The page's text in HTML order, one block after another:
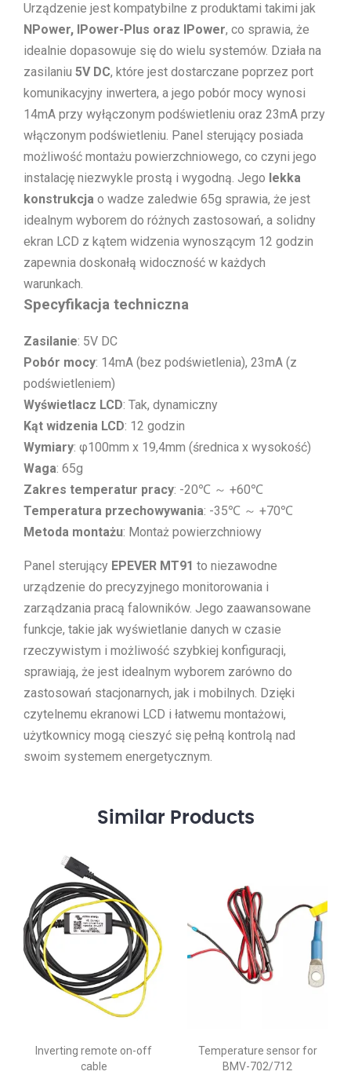
Urządzenie jest kompatybilne z produktami takimi jak
NPower, IPower-Plus oraz IPower, co sprawia, że
idealnie dopasowuje się do wielu systemów. Działa na
zasilaniu 5V DC, które jest dostarczane poprzez port
komunikacyjny inwertera, a jego pobór mocy wynosi
14mA przy wyłączonym podświetleniu oraz 23mA przy
włączonym podświetleniu. Panel sterujący posiada
możliwość montażu powierzchniowego, co czyni jego
instalację niezwykle prostą i wygodną. Jego lekka
konstrukcja o wadze zaledwie 65g sprawia, że jest
idealnym wyborem do różnych zastosowań, a solidny
ekran LCD z kątem widzenia wynoszącym 12 godzin
zapewnia doskonałą widoczność w każdych
warunkach.
Specyfikacja techniczna
Zasilanie: 5V DC
Pobór mocy: 14mA (bez podświetlenia), 23mA (z
podświetleniem)
Wyświetlacz LCD: Tak, dynamiczny
Kąt widzenia LCD: 12 godzin
Wymiary: φ100mm x 19,4mm (średnica x wysokość)
Waga: 65g
Zakres temperatur pracy: -20℃ ～ +60℃
Temperatura przechowywania: -35℃ ～ +70℃
Metoda montażu: Montaż powierzchniowy
Panel sterujący EPEVER MT91 to niezawodne
urządzenie do precyzyjnego monitorowania i
zarządzania pracą falowników. Jego zaawansowane
funkcje, takie jak wyświetlanie danych w czasie
rzeczywistym i możliwość szybkiej konfiguracji,
sprawiają, że jest idealnym wyborem zarówno do
zastosowań stacjonarnych, jak i mobilnych. Dzięki
czytelnemu ekranowi LCD i łatwemu montażowi,
użytkownicy mogą cieszyć się pełną kontrolą nad
swoim systemem energetycznym.
Similar Products
Inverting remote on-off
cable
Temperature sensor for
BMV-702/712